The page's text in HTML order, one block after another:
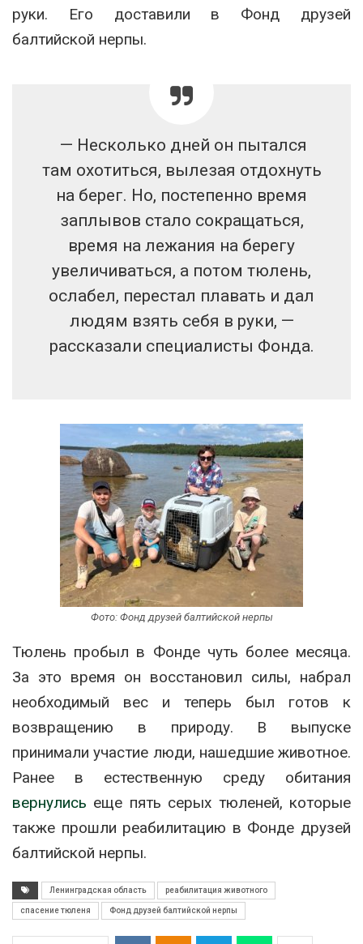
руки. Его доставили в Фонд друзей
балтийской нерпы.
— Несколько дней он пытался
там охотиться, вылезая отдохнуть
на берег. Но, постепенно время
заплывов стало сокращаться,
время на лежания на берегу
увеличиваться, а потом тюлень,
ослабел, перестал плавать и дал
людям взять себя в руки, —
рассказали специалисты Фонда.
Фото: Фонд друзей балтийской нерпы
Тюлень пробыл в Фонде чуть более месяца.
За это время он восстановил силы, набрал
необходимый вес и теперь был готов к
возвращению в природу. В выпуске
принимали участие люди, нашедшие животное.
Ранее в естественную среду обитания
вернулись еще пять серых тюленей, которые
также прошли реабилитацию в Фонде друзей
балтийской нерпы.
Ленинградская область реабилитация животного
спасение тюленя Фонд друзей балтийской нерпы